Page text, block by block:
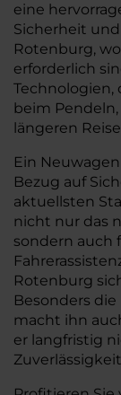
eine
Sicherheit
Rotenburg,
erforderlich
Technologien,
beim
längeren
Ein
Bezug auf
aktuellsten
nicht nur das
sondern auch
Rotenburg
Besonders
macht ihn
er langfristig